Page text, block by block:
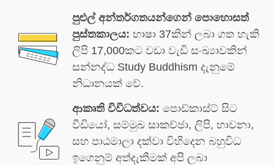
පුළුල් අන්තර්ගතයන්ගෙන් පොහොසත්
පුස්තකාලය: භාෂා 37කින් ලබා ගත හැකි
ලිපි 17,000කට වඩා වැඩි සංඛ්‍යාවකින්
සන්නද්ධ Study Buddhism දැනුමේ
නිධානයක් වේ.
ආකෘති විවිධත්වය: පොඩ්කාස්ට් සිට
වීඩියෝ, සම්මුඛ සාකච්ඡා, ලිපි, භාවනා,
සහ පාඨමාලා දක්වා විහිදෙන බහුවිධ
ඉගෙනුම් අත්දැකීමක් අපි ලබා